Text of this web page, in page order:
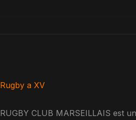
Rugby a XV
RUGBY CLUB MARSEILLAIS est